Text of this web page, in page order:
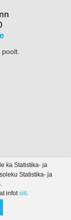
ka Statistika- ja
Statistika- ja
infotsiit.